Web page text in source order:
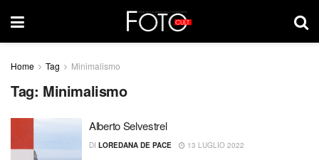
Home Tag Minimalismo
Tag: Minimalismo
Alberto Selvestrel
DI LOREDANA DE PACE 13 LUGLIO 2022